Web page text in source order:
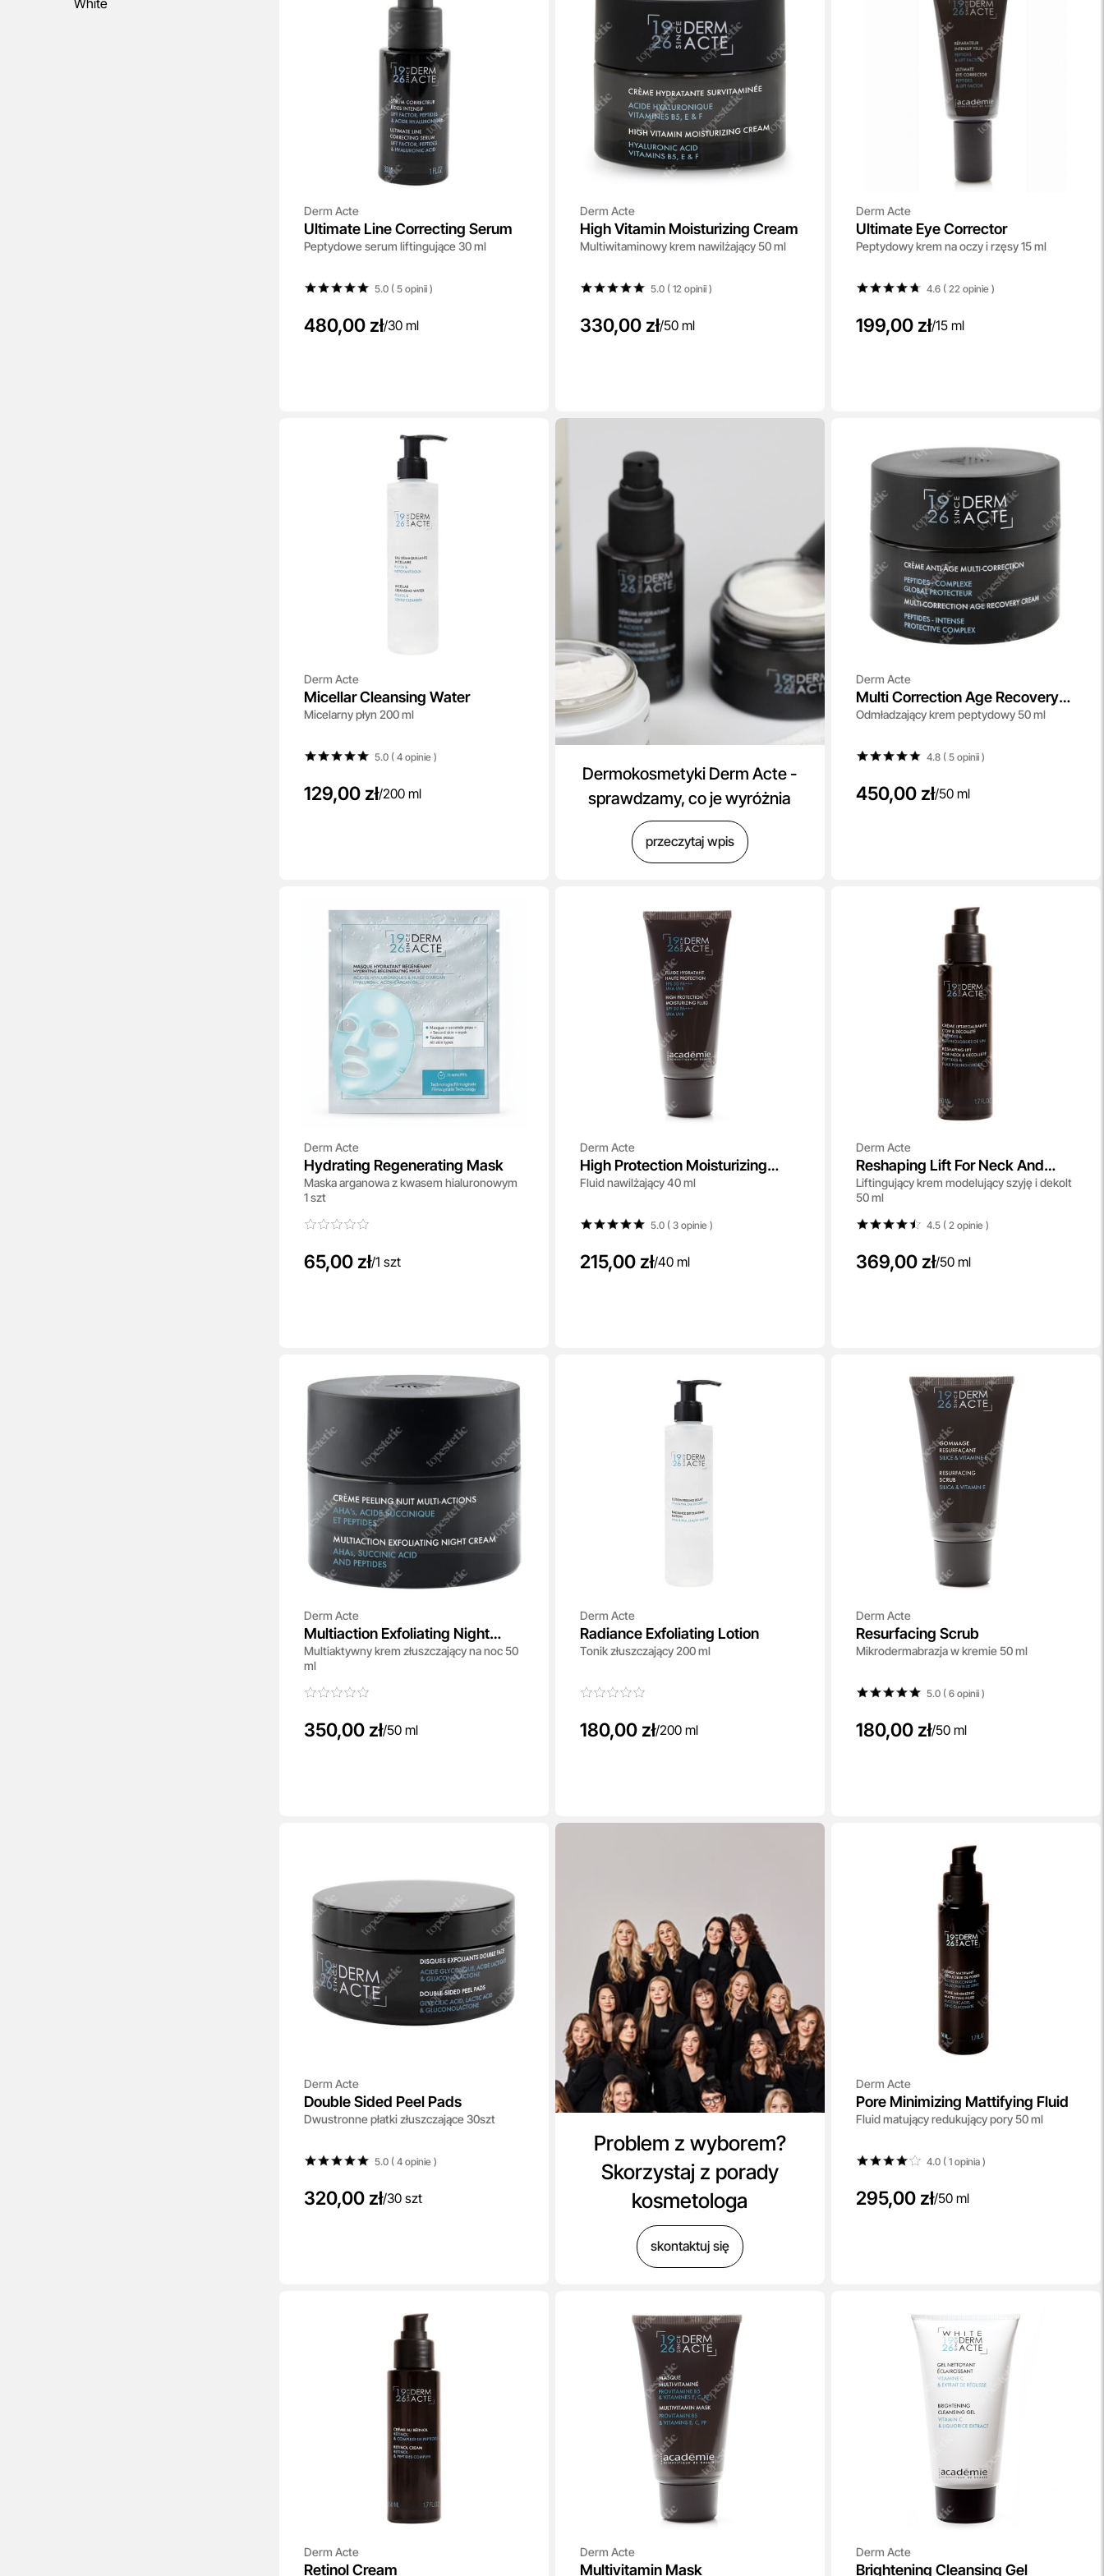
White
Derm Acte
Ultimate Line Correcting Serum
Peptydowe serum liftingujące 30 ml
5.0 ( 5opinii)
480,00 zł/30 ml
Derm Acte
High Vitamin Moisturizing Cream
Multiwitaminowy krem nawilżający 50 ml
5.0 ( 12opinii)
330,00 zł/50 ml
Derm Acte
Ultimate Eye Corrector
Peptydowy krem na oczy i rzęsy 15 ml
4.6 ( 22opinie)
199,00 zł/15 ml
Derm Acte
Micellar Cleansing Water
Micelarny płyn 200 ml
5.0 ( 4opinie)
129,00 zł/200 ml
Dermokosmetyki Derm Acte -
sprawdzamy, co je wyróżnia
przeczytaj wpis
Derm Acte
Multi Correction Age Recovery
Cream
Odmładzający krem peptydowy 50 ml
4.8 ( 5opinii)
450,00 zł/50 ml
Derm Acte
Hydrating Regenerating Mask
Maska arganowa z kwasem hialuronowym
1 szt
65,00 zł/1 szt
Derm Acte
High Protection Moisturizing
Fluid SPF 30
Fluid nawilżający 40 ml
5.0 ( 3opinie)
215,00 zł/40 ml
Derm Acte
Reshaping Lift For Neck And
Decollete
Liftingujący krem modelujący szyję i dekolt
50 ml
4.5 ( 2opinie)
369,00 zł/50 ml
Derm Acte
Multiaction Exfoliating Night
Cream
Multiaktywny krem złuszczający na noc 50
ml
350,00 zł/50 ml
Derm Acte
Radiance Exfoliating Lotion
Tonik złuszczający 200 ml
180,00 zł/200 ml
Derm Acte
Resurfacing Scrub
Mikrodermabrazja w kremie 50 ml
5.0 ( 6opinii)
180,00 zł/50 ml
Derm Acte
Double Sided Peel Pads
Dwustronne płatki złuszczające 30szt
5.0 ( 4opinie)
320,00 zł/30 szt
Problem z wyborem?
Skorzystaj z porady
kosmetologa
skontaktuj się
Derm Acte
Pore Minimizing Mattifying Fluid
Fluid matujący redukujący pory 50 ml
4.0 ( 1opinia)
295,00 zł/50 ml
Derm Acte
Retinol Cream
Derm Acte
Multivitamin Mask
Derm Acte
Brightening Cleansing Gel